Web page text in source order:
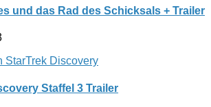
und das Rad des Schicksals + Trailer
Staffel 3 Trailer